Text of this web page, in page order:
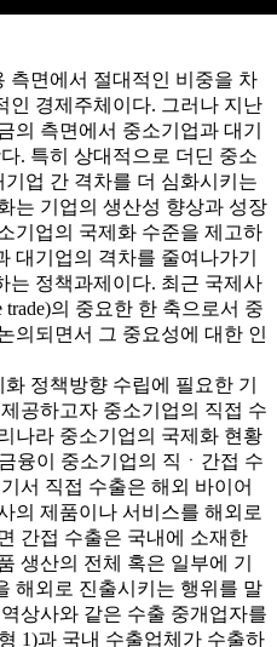
면에서 절대적인 비중을 차
인 경제주체이다. 그러나 지난
의 측면에서 중소기업과 대기
. 특히 상대적으로 더딘 중소
업 간 격차를 더 심화시키는
는 기업의 생산성 향상과 성장
기업의 국제화 수준을 제고하
대기업의 격차를 줄여나가기
는 정책과제이다. 최근 국제사
의 중요한 한 축으로서 중
의되면서 그 중요성에 대한 인
정책방향 수립에 필요한 기
공하고자 중소기업의 직접 수
나라 중소기업의 국제화 현황
융이 중소기업의 직ㆍ간접 수
서 직접 수출은 해외 바이어
의 제품이나 서비스를 해외로
간접 수출은 국내에 소재한
생산의 전체 혹은 일부에 기
해외로 진출시키는 행위를 말
상사와 같은 수출 중개업자를
1)과 국내 수출업체가 수출하